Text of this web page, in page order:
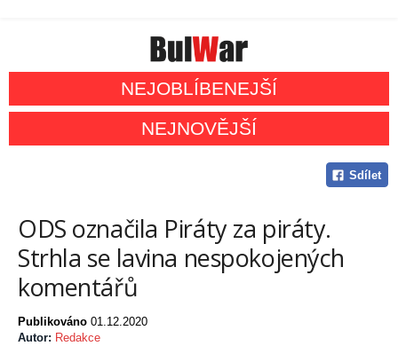
NEJOBLÍBENEJŠÍ
NEJNOVĚJŠÍ
Sdílet
ODS označila Piráty za piráty.
Strhla se lavina nespokojených
komentářů
Publikováno 01.12.2020
Autor: Redakce